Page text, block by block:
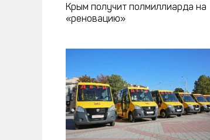
Крым получит полмиллиарда на
«реновацию»